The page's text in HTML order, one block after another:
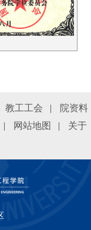
教工工会 |
院资料
| 网站地图 |
关于